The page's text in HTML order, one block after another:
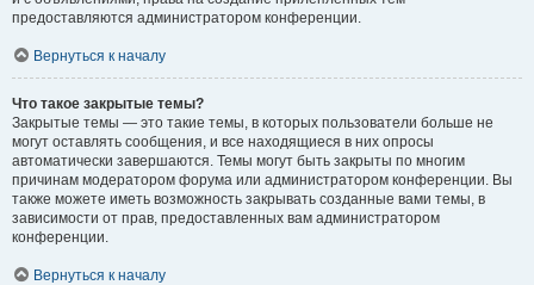
предоставляются администратором конференции.
Вернуться к началу
Что такое закрытые темы?
Закрытые темы — это такие темы, в которых пользователи больше не
могут оставлять сообщения, и все находящиеся в них опросы
автоматически завершаются. Темы могут быть закрыты по многим
причинам модератором форума или администратором конференции. Вы
также можете иметь возможность закрывать созданные вами темы, в
зависимости от прав, предоставленных вам администратором
конференции.
Вернуться к началу